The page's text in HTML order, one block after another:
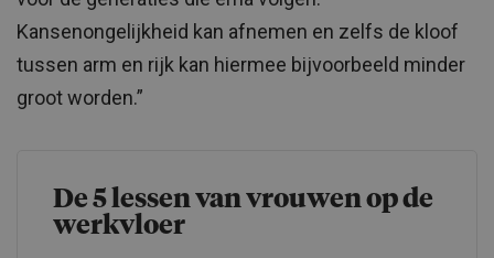
Kansenongelijkheid kan afnemen en zelfs de kloof
tussen arm en rijk kan hiermee bijvoorbeeld minder
groot worden.”
De 5 lessen van vrouwen op de
werkvloer